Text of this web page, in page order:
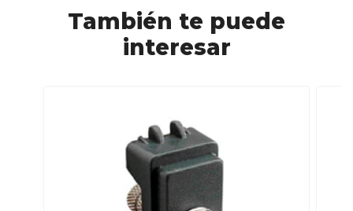
También te puede
interesar